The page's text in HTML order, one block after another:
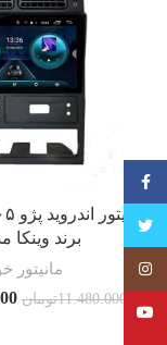
برند وینکا
مانیتور
11.480.000تومان
تویتر
Instagram